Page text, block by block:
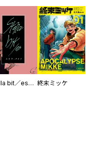
Stella bit／es【単話版】 終末ミッケ